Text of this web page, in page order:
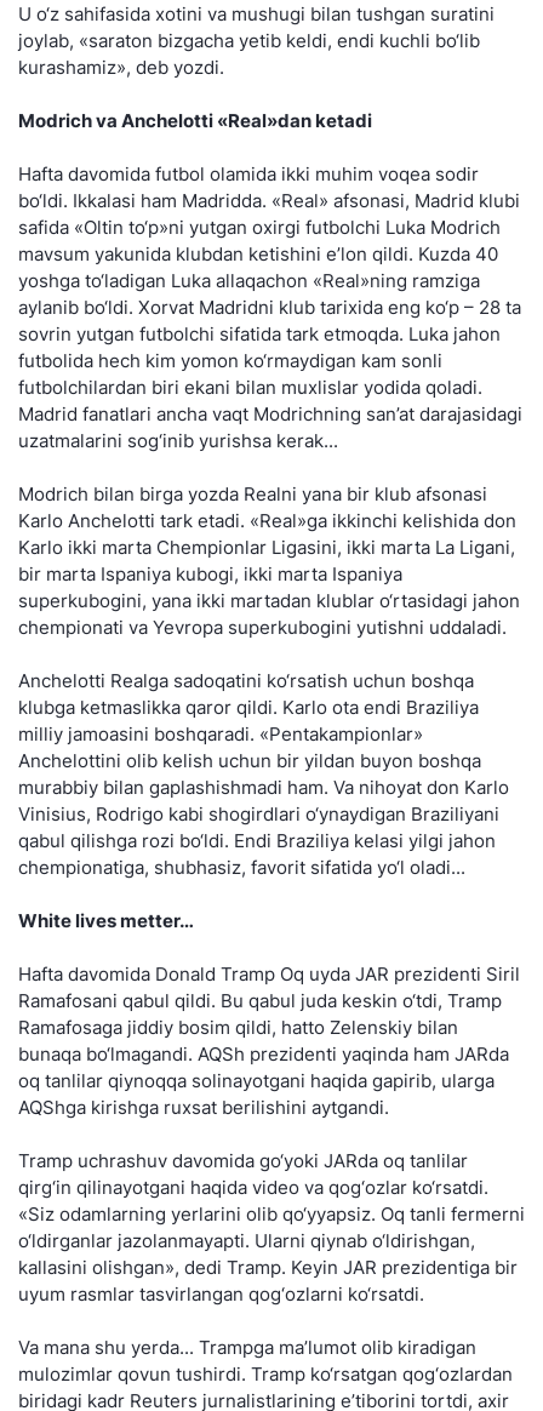
U o‘z sahifasida xotini va mushugi bilan tushgan suratini
joylab, «saraton bizgacha yetib keldi, endi kuchli bo‘lib
kurashamiz», deb yozdi.
Modrich va Anchelotti «Real»dan ketadi
Hafta davomida futbol olamida ikki muhim voqea sodir
bo‘ldi. Ikkalasi ham Madridda. «Real» afsonasi, Madrid klubi
safida «Oltin to‘p»ni yutgan oxirgi futbolchi Luka Modrich
mavsum yakunida klubdan ketishini e’lon qildi. Kuzda 40
yoshga to‘ladigan Luka allaqachon «Real»ning ramziga
aylanib bo‘ldi. Xorvat Madridni klub tarixida eng ko‘p – 28 ta
sovrin yutgan futbolchi sifatida tark etmoqda. Luka jahon
futbolida hech kim yomon ko‘rmaydigan kam sonli
futbolchilardan biri ekani bilan muxlislar yodida qoladi.
Madrid fanatlari ancha vaqt Modrichning san’at darajasidagi
uzatmalarini sog‘inib yurishsa kerak...
Modrich bilan birga yozda Realni yana bir klub afsonasi
Karlo Anchelotti tark etadi. «Real»ga ikkinchi kelishida don
Karlo ikki marta Chempionlar Ligasini, ikki marta La Ligani,
bir marta Ispaniya kubogi, ikki marta Ispaniya
superkubogini, yana ikki martadan klublar o‘rtasidagi jahon
chempionati va Yevropa superkubogini yutishni uddaladi.
Anchelotti Realga sadoqatini ko‘rsatish uchun boshqa
klubga ketmaslikka qaror qildi. Karlo ota endi Braziliya
milliy jamoasini boshqaradi. «Pentakampionlar»
Anchelottini olib kelish uchun bir yildan buyon boshqa
murabbiy bilan gaplashishmadi ham. Va nihoyat don Karlo
Vinisius, Rodrigo kabi shogirdlari o‘ynaydigan Braziliyani
qabul qilishga rozi bo‘ldi. Endi Braziliya kelasi yilgi jahon
chempionatiga, shubhasiz, favorit sifatida yo‘l oladi...
White lives metter…
Hafta davomida Donald Tramp Oq uyda JAR prezidenti Siril
Ramafosani qabul qildi. Bu qabul juda keskin o‘tdi, Tramp
Ramafosaga jiddiy bosim qildi, hatto Zelenskiy bilan
bunaqa bo‘lmagandi. AQSh prezidenti yaqinda ham JARda
oq tanlilar qiynoqqa solinayotgani haqida gapirib, ularga
AQShga kirishga ruxsat berilishini aytgandi.
Tramp uchrashuv davomida go‘yoki JARda oq tanlilar
qirg‘in qilinayotgani haqida video va qog‘ozlar ko‘rsatdi.
«Siz odamlarning yerlarini olib qo‘yyapsiz. Oq tanli fermerni
o‘ldirganlar jazolanmayapti. Ularni qiynab o‘ldirishgan,
kallasini olishgan», dedi Tramp. Keyin JAR prezidentiga bir
uyum rasmlar tasvirlangan qog‘ozlarni ko‘rsatdi.
Va mana shu yerda... Trampga ma’lumot olib kiradigan
mulozimlar qovun tushirdi. Tramp ko‘rsatgan qog‘ozlardan
biridagi kadr Reuters jurnalistlarining e’tiborini tortdi, axir